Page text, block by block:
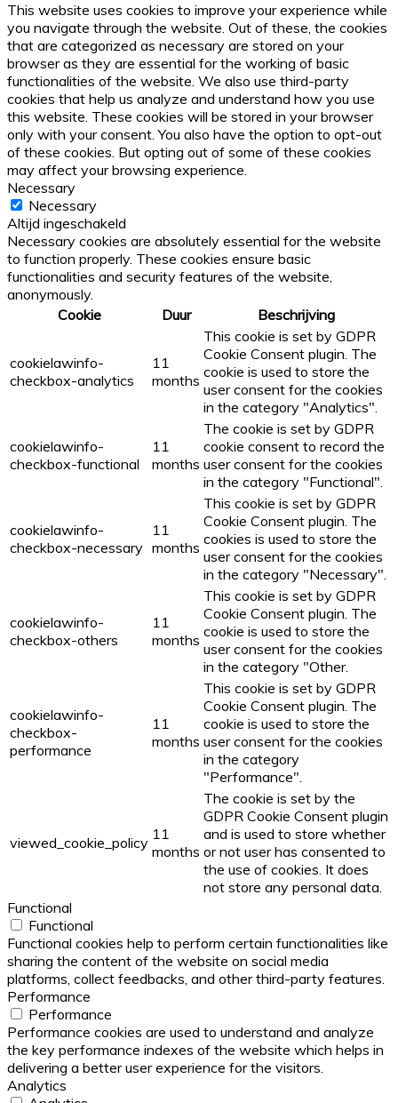
This website uses cookies to improve your experience while
you navigate through the website. Out of these, the cookies
that are categorized as necessary are stored on your
browser as they are essential for the working of basic
functionalities of the website. We also use third-party
cookies that help us analyze and understand how you use
this website. These cookies will be stored in your browser
only with your consent. You also have the option to opt-out
of these cookies. But opting out of some of these cookies
may affect your browsing experience.
Necessary
Necessary
Altijd ingeschakeld
Necessary cookies are absolutely essential for the website
to function properly. These cookies ensure basic
functionalities and security features of the website,
anonymously.
Cookie
Duur Beschrijving
cookielawinfo-
checkbox-analytics
11
months
This cookie is set by GDPR
Cookie Consent plugin. The
cookie is used to store the
user consent for the cookies
in the category "Analytics".
cookielawinfo-
checkbox-functional
11
months
The cookie is set by GDPR
cookie consent to record the
user consent for the cookies
in the category "Functional".
cookielawinfo-
checkbox-necessary
11
months
This cookie is set by GDPR
Cookie Consent plugin. The
cookies is used to store the
user consent for the cookies
in the category "Necessary".
cookielawinfo-
checkbox-others
11
months
This cookie is set by GDPR
Cookie Consent plugin. The
cookie is used to store the
user consent for the cookies
in the category "Other.
cookielawinfo-
checkbox-
performance
11
months
This cookie is set by GDPR
Cookie Consent plugin. The
cookie is used to store the
user consent for the cookies
in the category
"Performance".
viewed_cookie_policy 11
months
The cookie is set by the
GDPR Cookie Consent plugin
and is used to store whether
or not user has consented to
the use of cookies. It does
not store any personal data.
Functional
Functional
Functional cookies help to perform certain functionalities like
sharing the content of the website on social media
platforms, collect feedbacks, and other third-party features.
Performance
Performance
Performance cookies are used to understand and analyze
the key performance indexes of the website which helps in
delivering a better user experience for the visitors.
Analytics